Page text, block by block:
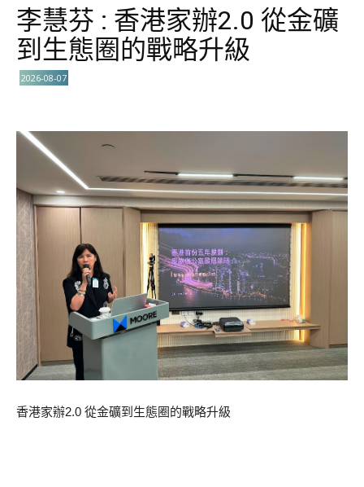
李慧芬 : 香港家辦2.0 從金礦
到生態圈的戰略升級
2026-08-07
香港家辦2.0 從金礦到生態圈的戰略升級